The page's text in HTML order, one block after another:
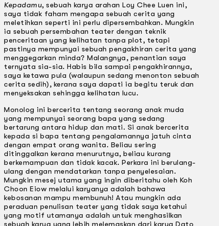
Kepadamu, sebuah karya arahan Loy Chee Luen ini,
saya tidak faham mengapa sebuah cerita yang
meletihkan seperti ini perlu dipersembahkan. Mungkin
ia sebuah persembahan teater dengan teknik
penceritaan yang kelihatan tanpa plot, tetapi
pastinya mempunyai sebuah pengakhiran cerita yang
menggegarkan minda? Malangnya, penantian saya
ternyata sia-sia. Habis bila sampai pengakhirannya,
saya ketawa pula (walaupun sedang menonton sebuah
cerita sedih), kerana saya dapati ia begitu teruk dan
menyeksakan sehingga kelihatan lucu.
Monolog ini bercerita tentang seorang anak muda
yang mempunyai seorang bapa yang sedang
bertarung antara hidup dan mati. Si anak bercerita
kepada si bapa tentang pengalamannya jatuh cinta
dengan empat orang wanita. Beliau sering
ditinggalkan kerana menurutnya, beliau kurang
berkemampuan dan tidak kacak. Perkara ini berulang-
ulang dengan mendatarkan tanpa penyelesaian.
Mungkin mesej utama yang ingin diberitahu oleh Koh
Choon Eiow melalui karyanya adalah bahawa
kebosanan mampu membunuh! Atau mungkin ada
peraduan penulisan teater yang tidak saya ketahui
yang motif utamanya adalah untuk menghasilkan
sebuah karya yang lebih melemaskan dari karya Dato